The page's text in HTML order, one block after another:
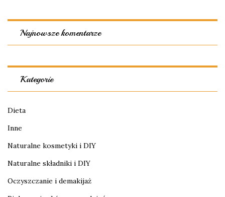
Najnowsze komentarze
Kategorie
Dieta
Inne
Naturalne kosmetyki i DIY
Naturalne składniki i DIY
Oczyszczanie i demakijaż